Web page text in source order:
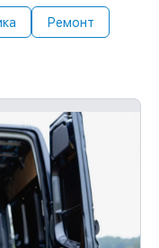
Ремонт